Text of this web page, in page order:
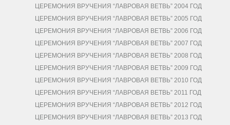
ЦЕРЕМОНИЯ ВРУЧЕНИЯ “ЛАВРОВАЯ ВЕТВЬ” 2004 ГОД
ЦЕРЕМОНИЯ ВРУЧЕНИЯ “ЛАВРОВАЯ ВЕТВЬ” 2005 ГОД
ЦЕРЕМОНИЯ ВРУЧЕНИЯ “ЛАВРОВАЯ ВЕТВЬ” 2006 ГОД
ЦЕРЕМОНИЯ ВРУЧЕНИЯ “ЛАВРОВАЯ ВЕТВЬ” 2007 ГОД
ЦЕРЕМОНИЯ ВРУЧЕНИЯ “ЛАВРОВАЯ ВЕТВЬ” 2008 ГОД
ЦЕРЕМОНИЯ ВРУЧЕНИЯ “ЛАВРОВАЯ ВЕТВЬ” 2009 ГОД
ЦЕРЕМОНИЯ ВРУЧЕНИЯ “ЛАВРОВАЯ ВЕТВЬ” 2010 ГОД
ЦЕРЕМОНИЯ ВРУЧЕНИЯ “ЛАВРОВАЯ ВЕТВЬ” 2011 ГОД
ЦЕРЕМОНИЯ ВРУЧЕНИЯ “ЛАВРОВАЯ ВЕТВЬ” 2012 ГОД
ЦЕРЕМОНИЯ ВРУЧЕНИЯ “ЛАВРОВАЯ ВЕТВЬ” 2013 ГОД